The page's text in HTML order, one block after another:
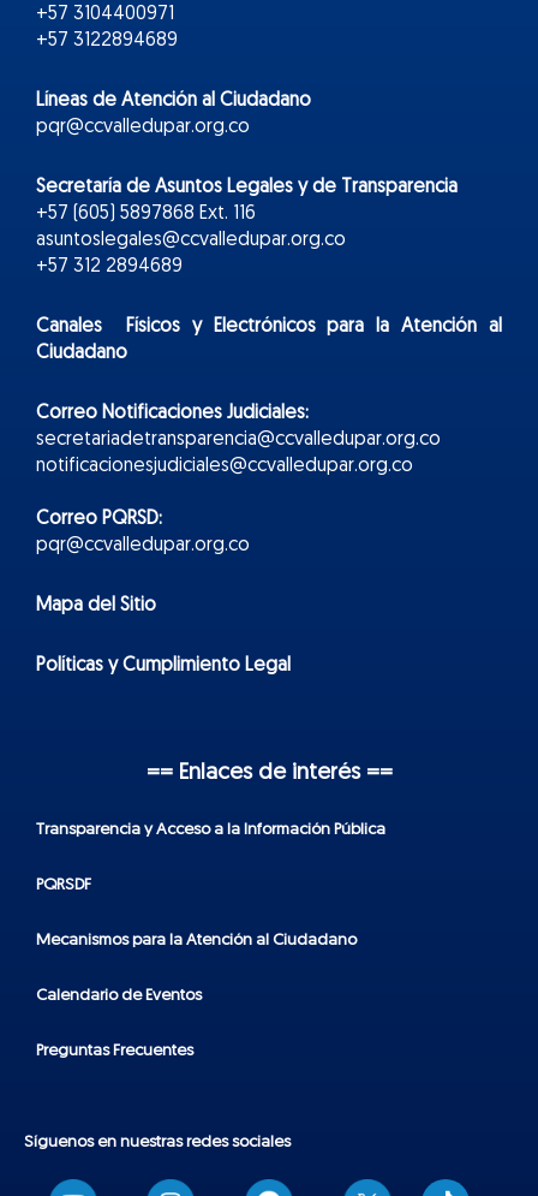
+57 3104400971
+57 3122894689
Líneas de Atención al Ciudadano
pqr@ccvalledupar.org.co
Secretaría de Asuntos Legales y de Transparencia
+57 (605) 5897868 Ext. 116
asuntoslegales@ccvalledupar.org.co
+57 312 2894689
Canales Físicos yElectrónicospara la Atención al
Ciudadano
Correo Notificaciones Judiciales:
secretariadetransparencia@ccvalledupar.org.co
notificacionesjudiciales@ccvalledupar.org.co
Correo PQRSD:
pqr@ccvalledupar.org.co
Mapa del Sitio
Políticas y Cumplimiento Legal
== Enlaces de interés ==
Transparencia y Acceso a la Información Pública
PQRSDF
Mecanismos para la Atención al Ciudadano
Calendario de Eventos
Preguntas Frecuentes
Síguenos en nuestras redes sociales
T